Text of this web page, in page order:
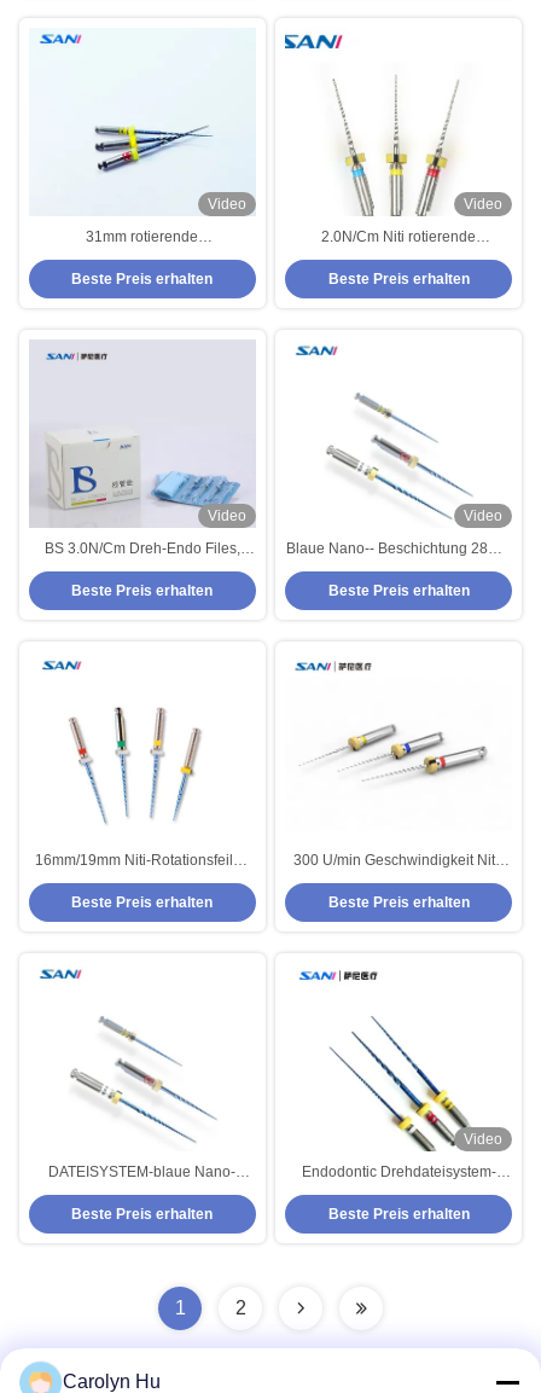
Video
31mm rotierende
zahnmedizinische Dateien,
Endodontic Dateien blaue Nano-
Beschichtung Niti
Beste Preis erhalten
Video
2.0N/Cm Niti rotierende
zahnmedizinische Dateien
scherzen Datei für
Wurzelbehandlung 3pcs/Pack
Beste Preis erhalten
Video
BS 3.0N/Cm Dreh-Endo Files,
Metallsilberne 31mm Drehdateien
Beste Preis erhalten
Video
Blaue Nano-- Beschichtung 28mm
sicherer Dreh-Endo Files
Stainless Steel
Beste Preis erhalten
16mm/19mm Niti-Rotationsfeilen
mit guter Schneidefähigkeit und
super Flexibilität
Beste Preis erhalten
300 U/min Geschwindigkeit Niti-
Rotationsfeilen schneiden
Dokumente effizient, während sie
sicher aufbewahrt werden. 5
Beste Preis erhalten
DATEISYSTEM-blaue Nano-
Beschichtung Niti 2.5N/CM
Endodontic Dreh
Beste Preis erhalten
Video
Endodontic Drehdateisystem-
blaue Nano-Beschichtung BS
Beste Preis erhalten
1 2
Carolyn Hu